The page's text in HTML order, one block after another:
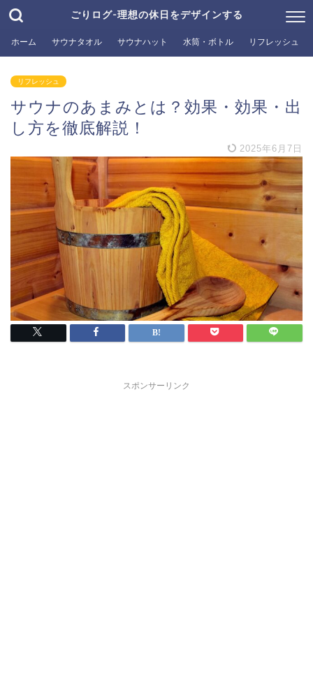
ごりログ-理想の休日をデザインする
ホーム サウナタオル サウナハット 水筒・ボトル リフレッシュ
リフレッシュ
サウナのあまみとは？効果・効果・出
し方を徹底解説！
2025年6月7日
スポンサーリンク